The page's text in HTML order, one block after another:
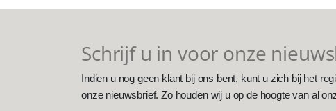
Schrijf u in voor onze
Indien u nog geen klant bij ons bent, kunt u zich bij het
onze nieuwsbrief. Zo houden wij u op de hoogte van al